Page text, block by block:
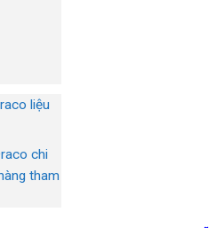
liệu
chi
tham